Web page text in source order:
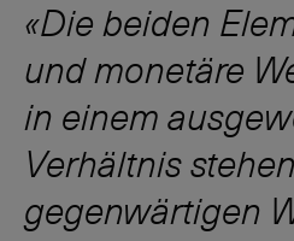
Die beiden
und monetäre
in einem
Verhältnis
gegenwärtigen